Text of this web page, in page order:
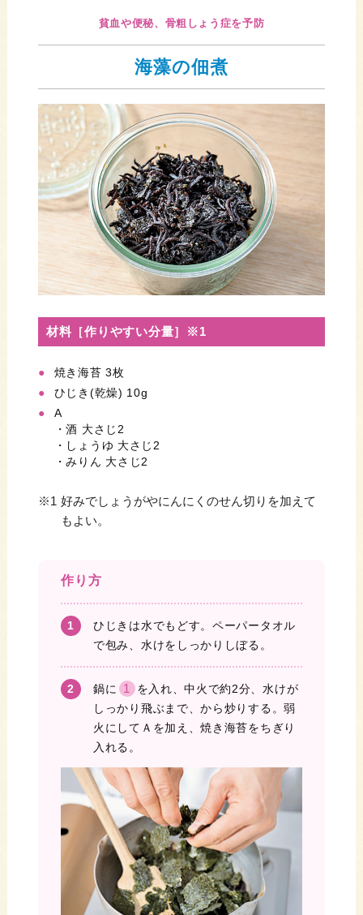
貧血や便秘、骨粗しょう症を予防
海藻の佃煮
材料［作りやすい分量］※1
焼き海苔 3枚
ひじき(乾燥) 10g
A
・酒 大さじ2
・しょうゆ 大さじ2
・みりん 大さじ2
※1 好みでしょうがやにんにくのせん切りを加えて
もよい。
作り方
ひじきは水でもどす。ペーパータオル
で包み、水けをしっかりしぼる。
鍋に 1
を入れ、中火で約2分、水けが
しっかり飛ぶまで、から炒りする。弱
火にしてＡを加え、焼き海苔をちぎり
入れる。